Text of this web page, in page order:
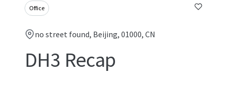
Office
no street found, Beijing, 01000, CN
DH3 Recap